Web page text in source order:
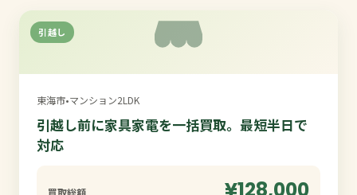
引越し
東海市•マンション2LDK
引越し前に家具家電を一括買取。最短半日で
対応
買取総額